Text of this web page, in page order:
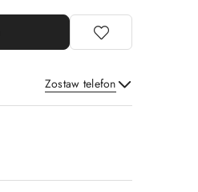
Zostaw telefon
Wyślij